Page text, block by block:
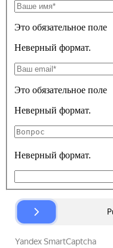
Это обязательное поле
Неверный формат.
Это обязательное поле
Неверный формат.
Неверный формат.